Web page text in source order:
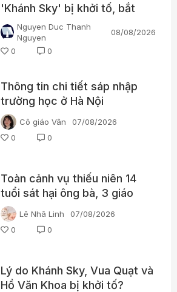
'Khánh Sky' bị khởi tố, bắt
tạm giam?
Nguyen Duc Thanh
Nguyen
08/08/2026
0
0
Thông tin chi tiết sáp nhập
trường học ở Hà Nội
Cô giáo Vân
07/08/2026
0
0
Toàn cảnh vụ thiếu niên 14
tuổi sát hại ông bà, 3 giáo
viên và 3 học sinh
Lê Nhã Linh
07/08/2026
0
0
Lý do Khánh Sky, Vua Quạt và
Hồ Văn Khoa bị khởi tố?